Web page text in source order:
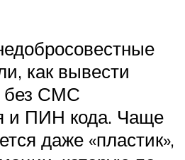
как вывести
без СМС
и ПИН кода. Чаще
даже «пластик»,